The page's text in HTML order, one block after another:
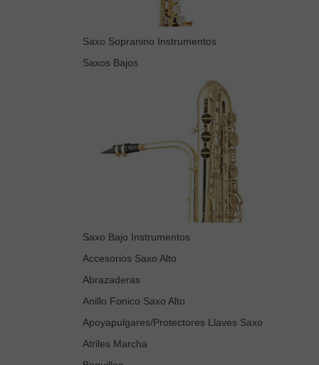
Saxo Sopranino Instrumentos
Saxos Bajos
Saxo Bajo Instrumentos
Accesorios Saxo Alto
Abrazaderas
Anillo Fonico Saxo Alto
Apoyapulgares/Protectores Llaves Saxo
Atriles Marcha